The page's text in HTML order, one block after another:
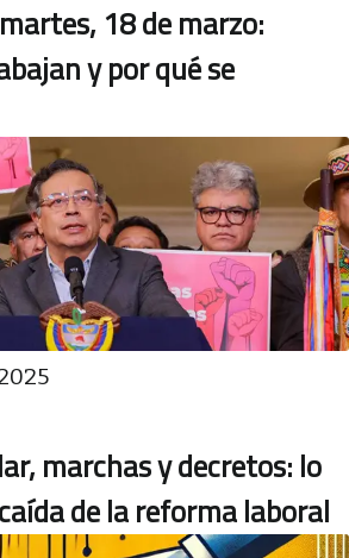
18 de marzo:
y por qué se
marchas y decretos: lo
de la reforma laboral